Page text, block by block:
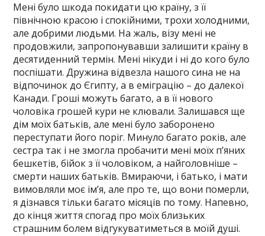
Мені було шкода покидати цю країну, з її
північною красою і спокійними, трохи холодними,
але добрими людьми. На жаль, візу мені не
продовжили, запропонувавши залишити країну в
десятиденний термін. Мені нікуди і ні до кого було
поспішати. Дружина відвезла нашого сина не на
відпочинок до Єгипту, а в еміграцію – до далекої
Канади. Гроші можуть багато, а в її нового
чоловіка грошей кури не клювали. Залишався ще
дім моїх батьків, але мені було заборонено
переступати його поріг. Минуло багато років, але
сестра так і не змогла пробачити мені моїх п’яних
бешкетів, бійок з її чоловіком, а найголовніше –
смерти наших батьків. Вмираючи, і батько, і мати
вимовляли моє ім’я, але про те, що вони померли,
я дізнався тільки багато місяців по тому. Напевно,
до кінця життя спогад про моїх близьких
страшним болем відгукуватиметься в моїй душі.